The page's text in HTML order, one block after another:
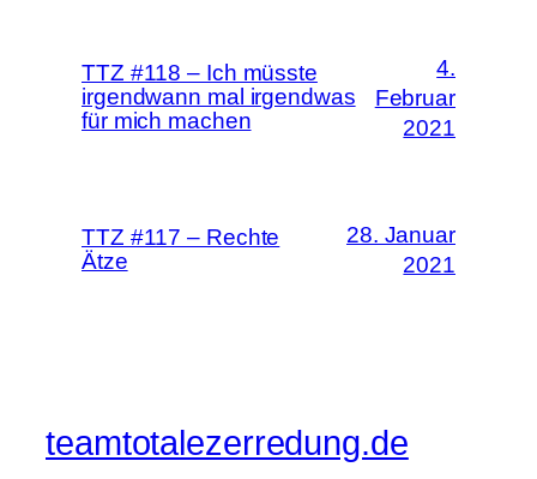
TTZ #118 – Ich müsste
irgendwann mal irgendwas
für mich machen
4.
Februar
2021
TTZ #117 – Rechte
Ätze
28. Januar
2021
teamtotalezerredung.de